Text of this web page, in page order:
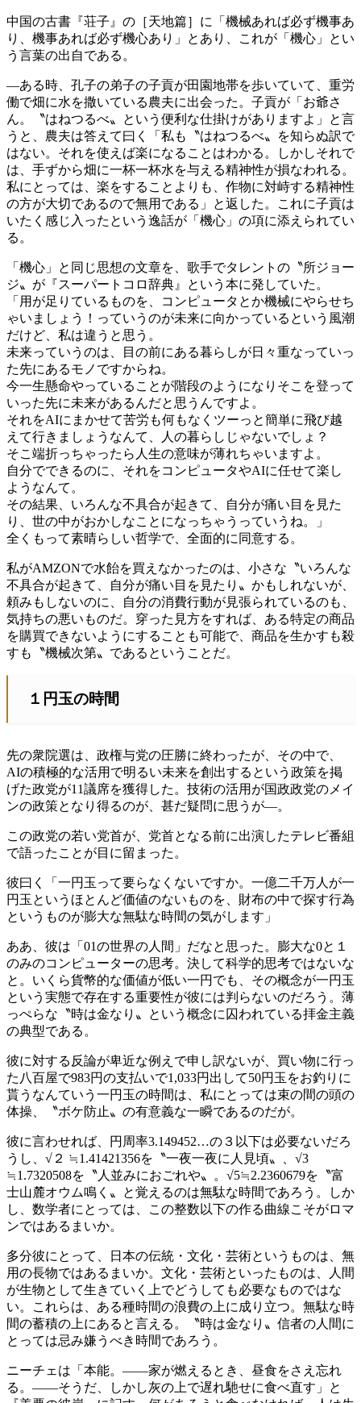
中国の古書『荘子』の［天地篇］に「機械あれば必ず機事あ
り、機事あれば必ず機心あり」とあり、これが「機心」とい
う言葉の出自である。
—ある時、孔子の弟子の子貢が田園地帯を歩いていて、重労
働で畑に水を撒いている農夫に出会った。子貢が「お爺さ
ん。〝はねつるべ〟という便利な仕掛けがありますよ」と言
うと、農夫は答えて曰く「私も〝はねつるべ〟を知らぬ訳で
はない。それを使えば楽になることはわかる。しかしそれで
は、手ずから畑に一杯一杯水を与える精神性が損なわれる。
私にとっては、楽をすることよりも、作物に対峙する精神性
の方が大切であるので無用である」と返した。これに子貢は
いたく感じ入ったという逸話が「機心」の項に添えられてい
る。
「機心」と同じ思想の文章を、歌手でタレントの〝所ジョー
ジ〟が『スーパートコロ辞典』という本に発していた。
「用が足りているものを、コンピュータとか機械にやらせち
ゃいましょう！っていうのが未来に向かっているという風潮
だけど、私は違うと思う。
未来っていうのは、目の前にある暮らしが日々重なっていっ
た先にあるモノですからね。
今一生懸命やっていることが階段のようになりそこを登って
いった先に未来があるんだと思うんですよ。
それをAIにまかせて苦労も何もなくツーっと簡単に飛び越
えて行きましょうなんて、人の暮らしじゃないでしょ？
そこ端折っちゃったら人生の意味が薄れちゃいますよ。
自分でできるのに、それをコンピュータやAIに任せて楽し
ようなんて。
その結果、いろんな不具合が起きて、自分が痛い目を見た
り、世の中がおかしなことになっちゃうっていうね。」
全くもって素晴らしい哲学で、全面的に同意する。
私がAMZONで水飴を買えなかったのは、小さな〝いろんな
不具合が起きて、自分が痛い目を見たり〟かもしれないが、
頼みもしないのに、自分の消費行動が見張られているのも、
気持ちの悪いものだ。穿った見方をすれば、ある特定の商品
を購買できないようにすることも可能で、商品を生かすも殺
すも〝機械次第〟であるということだ。
１円玉の時間
先の衆院選は、政権与党の圧勝に終わったが、その中で、
AIの積極的な活用で明るい未来を創出するという政策を掲
げた政党が11議席を獲得した。技術の活用が国政政党のメイ
ンの政策となり得るのが、甚だ疑問に思うが—。
この政党の若い党首が、党首となる前に出演したテレビ番組
で語ったことが目に留まった。
彼曰く「一円玉って要らなくないですか。一億二千万人が一
円玉というほとんど価値のないものを、財布の中で探す行為
というものが膨大な無駄な時間の気がします」
ああ、彼は「01の世界の人間」だなと思った。膨大な0と１
のみのコンピューターの思考。決して科学的思考ではないな
と。いくら貨幣的な価値が低い一円でも、その概念が一円玉
という実態で存在する重要性が彼には判らないのだろう。薄
っぺらな〝時は金なり〟という概念に囚われている拝金主義
の典型である。
彼に対する反論が卑近な例えで申し訳ないが、買い物に行っ
た八百屋で983円の支払いで1,033円出して50円玉をお釣りに
貰うなんていう一円玉の時間は、私にとっては束の間の頭の
体操、〝ボケ防止〟の有意義な一瞬であるのだが。
彼に言わせれば、円周率3.149452…の３以下は必要ないだろ
うし、√２ ≒1.41421356を〝一夜一夜に人見頃〟、√3​
≒1.7320508を〝人並みにおごれや〟。√5≒2.2360679を〝富
士山麓オウム鳴く〟と覚えるのは無駄な時間であろう。しか
し、数学者にとっては、この整数以下の作る曲線こそがロマ
ンではあるまいか。
多分彼にとって、日本の伝統・文化・芸術というものは、無
用の長物ではあるまいか。文化・芸術といったものは、人間
が生物として生きていく上でどうしても必要なものではな
い。これらは、ある種時間の浪費の上に成り立つ。無駄な時
間の蓄積の上にあると言える。〝時は金なり〟信者の人間に
とっては忌み嫌うべき時間であろう。
ニーチェは「本能。——家が燃えるとき、昼食をさえ忘れ
る。——そうだ、しかし灰の上で遅れ馳せに食べ直す」と